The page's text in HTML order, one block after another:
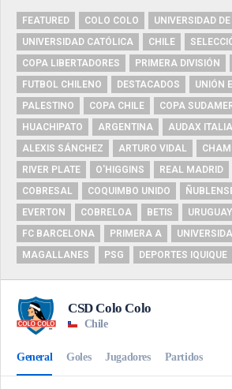
FEATURED COLO COLO
UNIVERSIDAD
UNIVERSIDAD CATÓLICA
CHILE
COPA LIBERTADORES
PRIMERA DIVISIÓN
FUTBOL CHILENO
DESTACADOS
UNIÓN
PALESTINO
COPA CHILE
COPA
HUACHIPATO
ARGENTINA
AUDAX
ALEXIS SÁNCHEZ
ARTURO VIDAL
RIVER PLATE
O'HIGGINS REAL MADRID
COBRESAL
COQUIMBO UNIDO
EVERTON
COBRELOA BETIS URUGUAY
FC BARCELONA
PRIMERA A
MAGALLANES
PSG DEPORTES IQUIQUE